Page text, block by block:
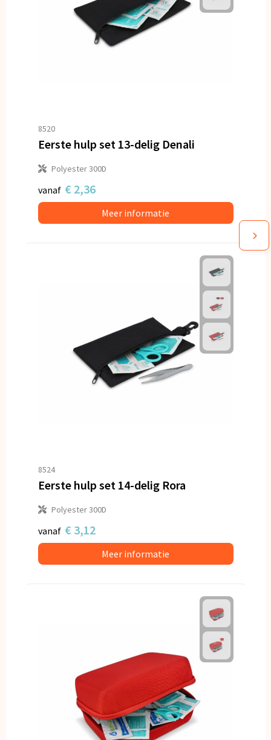
8520
Eerste hulp set 13-delig Denali
Polyester 300D
vanaf € 2,36
Meer informatie
8524
Eerste hulp set 14-delig Rora
Polyester 300D
vanaf € 3,12
Meer informatie